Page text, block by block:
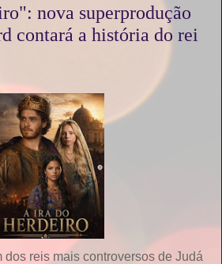
nova superprodução
contará a história do rei
dos reis mais controversos de Judá